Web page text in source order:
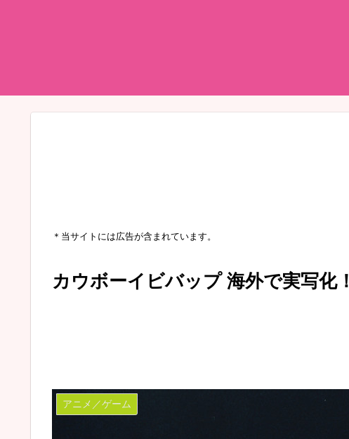
＊当サイトには広告が含まれています。
カウボーイビバップ 海外で実写化！
アニメ／ゲーム